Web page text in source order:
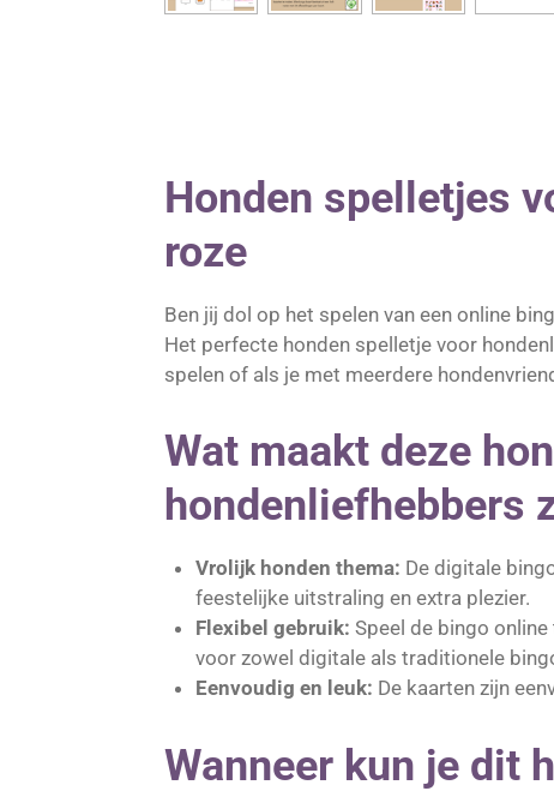
Honden spelletjes
roze
Ben jij dol op het spelen van een online
Het perfecte honden spelletje voor
spelen of als je met meerdere
Wat maakt deze
hondenliefhebbers
Vrolijk honden thema: De digitale
feestelijke uitstraling en extra plezier.
Flexibel gebruik: Speel de bingo
voor zowel digitale als traditionele
Eenvoudig en leuk: De kaarten zijn
Wanneer kun je dit